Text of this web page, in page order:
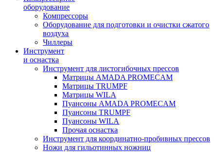
оборудование
Компрессоры
Оборудование для подготовки и очистки сжатого
воздуха
Чиллеры
Инструмент
и оснастка
Инструмент для листогибочных прессов
Матрицы AMADA PROMECAM
Матрицы TRUMPF
Матрицы WILA
Пуансоны AMADA PROMECAM
Пуансоны TRUMPF
Пуансоны WILA
Прочая оснастка
Инструмент для координатно-пробивных прессов
Ножи для гильотинных ножниц